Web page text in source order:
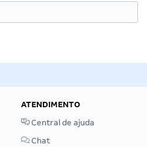
ATENDIMENTO
Central de ajuda
Chat